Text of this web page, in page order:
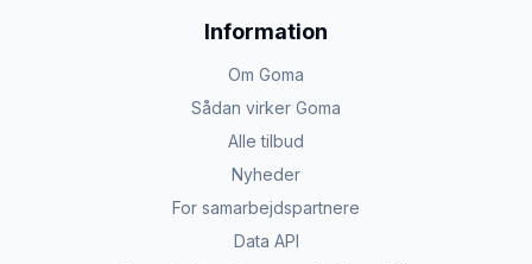
Information
Om Goma
Sådan virker Goma
Alle tilbud
Nyheder
For samarbejdspartnere
Data API